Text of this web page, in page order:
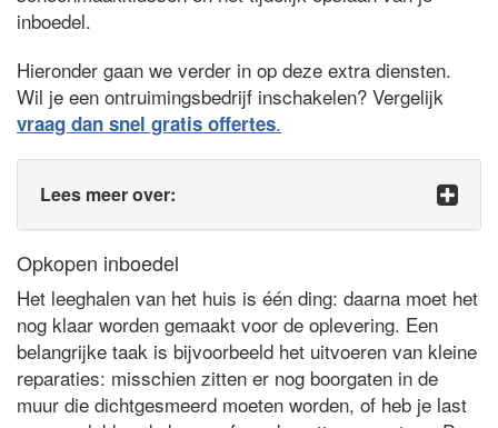
inboedel.
Hieronder gaan we verder in op deze extra diensten.
Wil je een ontruimingsbedrijf inschakelen? Vergelijk
vraag dan snel gratis offertes.
Lees meer over:
Opkopen inboedel
Het leeghalen van het huis is één ding: daarna moet het
nog klaar worden gemaakt voor de oplevering. Een
belangrijke taak is bijvoorbeeld het uitvoeren van kleine
reparaties: misschien zitten er nog boorgaten in de
muur die dichtgesmeerd moeten worden, of heb je last